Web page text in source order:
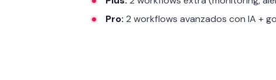
Pro: 2 workflows avanzados con IA +